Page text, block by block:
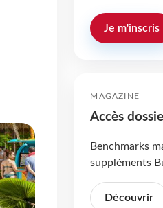
Je m'inscris
MAGAZINE
Accès
Benchmarks
suppléments
Découvrir